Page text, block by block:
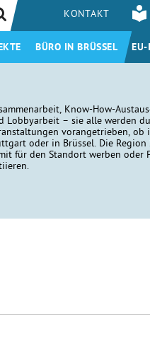
KONTAKT
BÜRO IN BRÜSSEL
Know-How-
Lobbyarbeit – sie alle werden
vorangetrieben, ob
oder in Brüssel. Die
für den Standort werben oder